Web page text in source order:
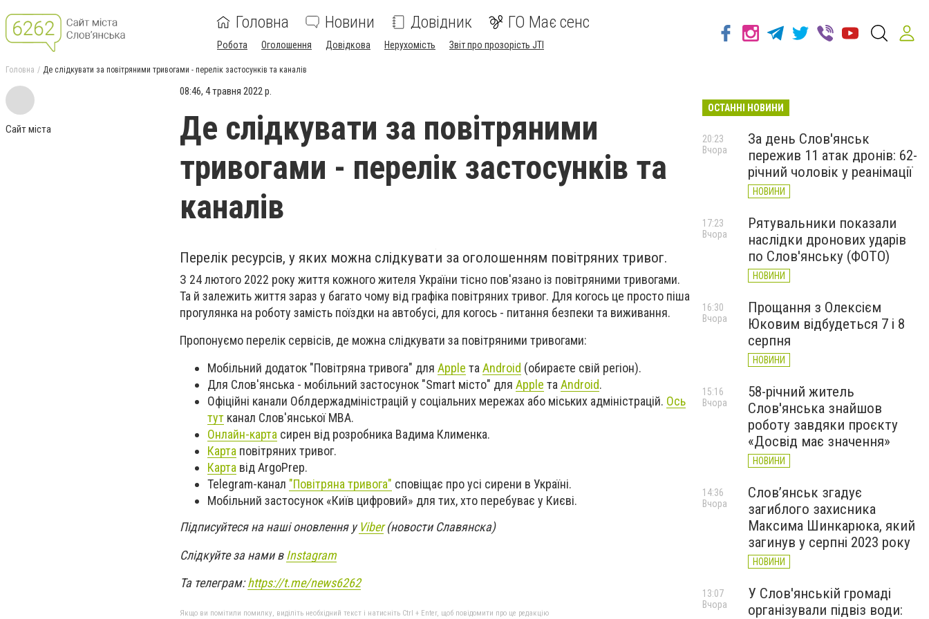
Головна Новини Довідник ГО Має сенс
Робота Оголошення Довідкова Нерухомість Звіт про прозорість JTI
Головна Де слідкувати за повітряними тривогами - перелік застосунків та каналів
Сайт міста
08:46, 4 травня 2022 р.
Де слідкувати за повітряними
тривогами - перелік застосунків та
каналів
Перелік ресурсів, у яких можна слідкувати за оголошенням повітряних тривог.
З 24 лютого 2022 року життя кожного жителя України тісно пов'язано із повітряними тривогами.
Та й залежить життя зараз у багато чому від графіка повітряних тривог. Для когось це просто піша
прогулянка на роботу замість поїздки на автобусі, для когось - питання безпеки та виживання.
Пропонуємо перелік сервісів, де можна слідкувати за повітряними тривогами:
Мобільний додаток "Повітряна тривога" для Apple таAndroid (обираєте свій регіон).
Для Слов'янська - мобільний застосунок "Smart місто" для Apple таAndroid.
Офіційні канали Облдержадміністрацій у соціальних мережах або міських адміністрацій. Ось
тут канал Слов'янської МВА.
Онлайн-карта сирен від розробника Вадима Клименка.
Карта повітряних тривог.
Карта від ArgoPrep.
Telegram-канал "Повітряна тривога" сповіщає про усі сирени в Україні.
Мобільний застосунок «Київ цифровий» для тих, хто перебуває у Києві.
Підписуйтеся на наші оновлення уViber(новости Славянска)
Слідкуйте за нами вInstagram
Та телеграм:https://t.me/news6262
Якщо ви помітили помилку, виділіть необхідний текст і натисніть Ctrl + Enter, щоб повідомити про це редакцію
ОСТАННІ НОВИНИ
За день Слов'янськ
пережив 11 атак дронів: 62-
річний чоловік у реанімації
НОВИНИ
20:23
Вчора
Рятувальники показали
наслідки дронових ударів
по Слов'янську (ФОТО)
НОВИНИ
17:23
Вчора
Прощання з Олексієм
Юковим відбудеться 7 і 8
серпня
НОВИНИ
16:30
Вчора
58-річний житель
Слов'янська знайшов
роботу завдяки проєкту
«Досвід має значення»
НОВИНИ
15:16
Вчора
Слов’янськ згадує
загиблого захисника
Максима Шинкарюка, який
загинув у серпні 2023 року
НОВИНИ
14:36
Вчора
У Слов'янській громаді
організували підвіз води:
13:07
Вчора